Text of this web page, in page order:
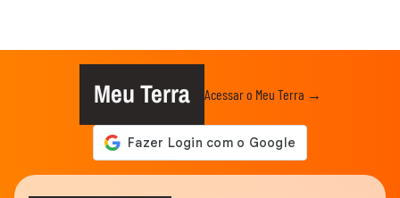
Meu Terra Acessar o Meu Terra →